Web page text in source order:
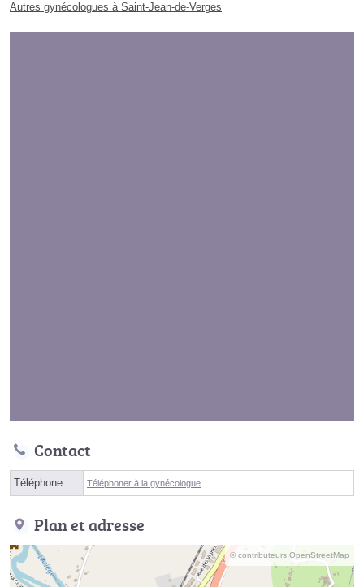
Autres gynécologues à Saint-Jean-de-Verges
Contact
Téléphone Téléphoner à la gynécologue
Plan et adresse
© contributeurs OpenStreetMap